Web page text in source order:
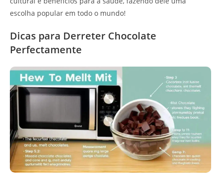
escolha popular em todo o mundo!
Dicas para Derreter Chocolate
Perfectamente